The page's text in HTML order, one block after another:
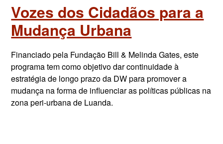
Vozes dos Cidadãos para a
Mudança Urbana
Financiado pela Fundação Bill & Melinda Gates, este
programa tem como objetivo dar continuidade à
estratégia de longo prazo da DW para promover a
mudança na forma de influenciar as políticas públicas na
zona peri-urbana de Luanda.